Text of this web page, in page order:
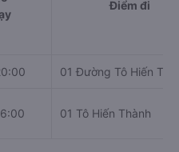
Điểm đi
01 Đường Tô Hiến
01 Tô Hiến Thành